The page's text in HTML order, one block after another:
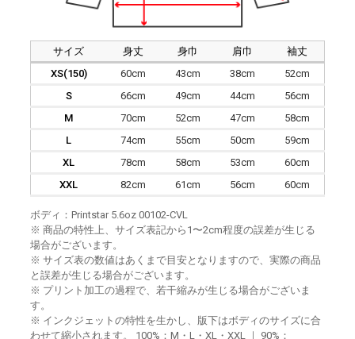
サイズ 身丈 身巾 肩巾
袖丈
XS(150)
60cm 43cm 38cm
52cm
S
66cm 49cm 44cm
56cm
M
70cm 52cm 47cm
58cm
L
74cm 55cm 50cm
59cm
XL
78cm 58cm 53cm
60cm
XXL
82cm 61cm 56cm 60cm
ボディ：Printstar 5.6oz 00102-CVL
※ 商品の特性上、サイズ表記から1〜2cm程度の誤差が生じる
場合がございます。
※ サイズ表の数値はあくまで目安となりますので、実際の商品
と誤差が生じる場合がございます。
※ プリント加工の過程で、若干縮みが生じる場合がございま
す。
※ インクジェットの特性を生かし、版下はボディのサイズに合
わせて縮小されます。 100%：M・L・XL・XXL ｜ 90%：